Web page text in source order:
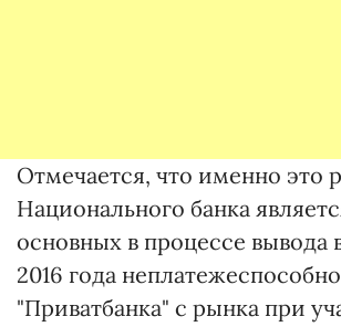
Отмечается, что именно это
Национального банка
основных в процессе вывода
2016 года
"Приватбанка" с рынка при